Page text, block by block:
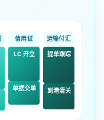
信用证
LC 开立
单据交单
运输付汇
提单跟踪
到港清关